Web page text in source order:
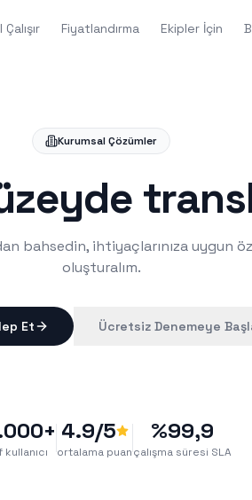
Çalışır Fiyatlandırma Ekipler İçin
Kurumsal Çözümler
bahsedin, ihtiyaçlarınıza uygun
oluşturalım.
Et Ücretsiz Denemeye
4.9/5
ortalama puan
%99,9
çalışma süresi SLA